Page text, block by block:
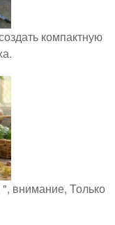
компактную
внимание, Только